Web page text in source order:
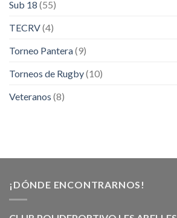
Sub 18 (55)
TECRV(4)
Torneo Pantera(9)
Torneos de Rugby(10)
Veteranos (8)
¡DÓNDE ENCONTRARNOS!